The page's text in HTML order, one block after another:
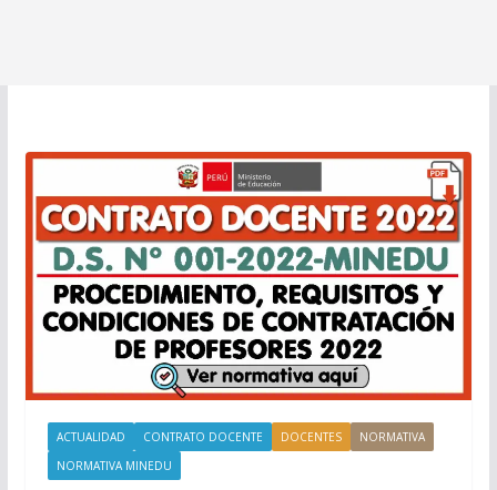
ACTUALIDAD CONTRATO DOCENTE DOCENTES
NORMATIVA
NORMATIVA MINEDU